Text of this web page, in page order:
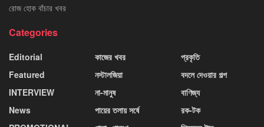
রোজ হোক বাঁচার খবর
Categories
Editorial
Featured
INTERVIEW
News
কাজের খবর
নস্টালজিয়া
না-মানুষ
পায়ের তলায় সর্ষে
প্রকৃতি
বদলে দেওয়ার গল্প
বাণিজ্য
রক-টক